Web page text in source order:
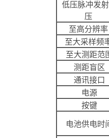
低压脉冲发
压
至高分辨
至大采样频
至大测距范
测距盲区
通讯接口
电源
按键
电池供电时